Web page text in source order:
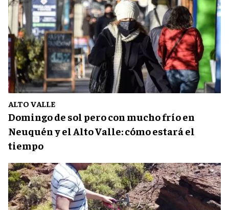
ALTO VALLE
Domingo de sol pero con mucho frío en
Neuquén y el Alto Valle: cómo estará el
tiempo